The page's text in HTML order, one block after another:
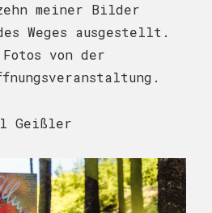
meiner Bilder
Weges ausgestellt.
von der
Geißler